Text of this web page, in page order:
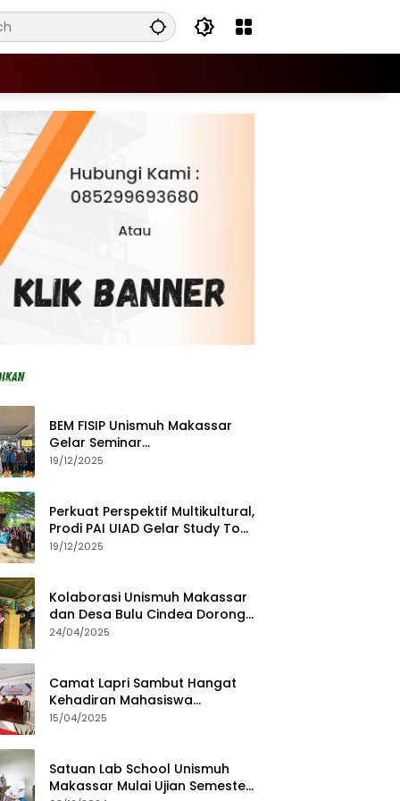
BEM FISIP Unismuh Makassar
Gelar Seminar
Keperempuanan, Bahas
19/12/2025
Perkuat Perspektif Multikultural,
Prodi PAI UIAD Gelar Study Tour
ke Kajang
19/12/2025
Kolaborasi Unismuh Makassar
dan Desa Bulu Cindea Dorong
Sentra Garam Industri
24/04/2025
Camat Lapri Sambut Hangat
Kehadiran Mahasiswa
PoltekMu
15/04/2025
Satuan Lab School Unismuh
Makassar Mulai Ujian Semester,